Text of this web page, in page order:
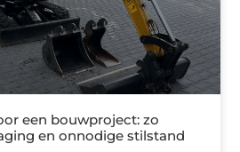
een bouwproject: zo
en onnodige stilstand